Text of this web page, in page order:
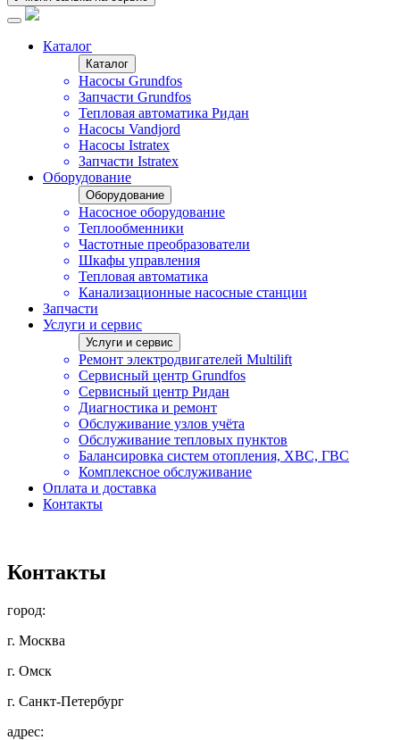
Каталог
Каталог
Насосы Grundfos
Запчасти Grundfos
Тепловая автоматика Ридан
Насосы Vandjord
Насосы Istratex
Запчасти Istratex
Оборудование
Оборудование
Насосное оборудование
Теплообменники
Частотные преобразователи
Шкафы управления
Тепловая автоматика
Канализационные насосные станции
Запчасти
Услуги и сервис
Услуги и сервис
Ремонт электродвигателей Multilift
Сервисный центр Grundfos
Сервисный центр Ридан
Диагностика и ремонт
Обслуживание узлов учёта
Обслуживание тепловых пунктов
Балансировка систем отопления, ХВС, ГВС
Комплексное обслуживание
Оплата и доставка
Контакты
Контакты
город:
г. Москва
г. Омск
г. Санкт-Петербург
адрес: